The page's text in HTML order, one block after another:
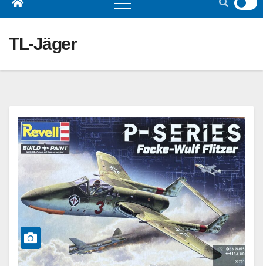
TL-Jäger